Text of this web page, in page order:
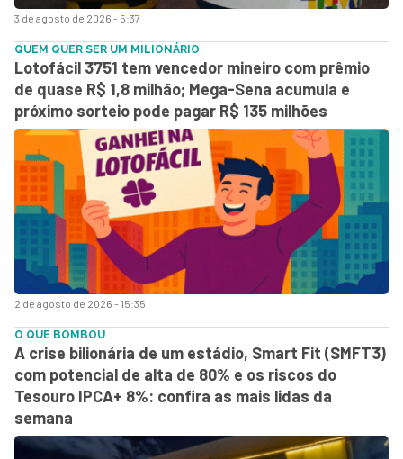
3 de agosto de 2026 - 5:37
2 de agosto de 2026 - 15:35
QUEM QUER SER UM MILIONÁRIO
Lotofácil 3751 tem vencedor mineiro com prêmio
de quase R$ 1,8 milhão; Mega-Sena acumula e
próximo sorteio pode pagar R$ 135 milhões
O QUE BOMBOU
A crise bilionária de um estádio, Smart Fit (SMFT3)
com potencial de alta de 80% e os riscos do
Tesouro IPCA+ 8%: confira as mais lidas da
semana